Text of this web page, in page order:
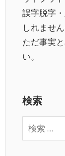
誤字脱字
しれませ
ただ事実
い。
検索